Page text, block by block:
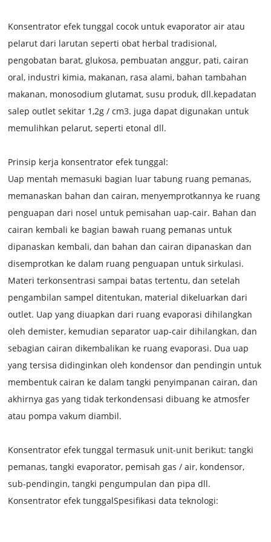
Konsentrator efek tunggal cocok untuk evaporator air atau
pelarut dari larutan seperti obat herbal tradisional,
pengobatan barat, glukosa, pembuatan anggur, pati, cairan
oral, industri kimia, makanan, rasa alami, bahan tambahan
makanan, monosodium glutamat, susu produk, dll.kepadatan
salep outlet sekitar 1,2g / cm3. juga dapat digunakan untuk
memulihkan pelarut, seperti etonal dll.
Prinsip kerja konsentrator efek tunggal:
Uap mentah memasuki bagian luar tabung ruang pemanas,
memanaskan bahan dan cairan, menyemprotkannya ke ruang
penguapan dari nosel untuk pemisahan uap-cair. Bahan dan
cairan kembali ke bagian bawah ruang pemanas untuk
dipanaskan kembali, dan bahan dan cairan dipanaskan dan
disemprotkan ke dalam ruang penguapan untuk sirkulasi.
Materi terkonsentrasi sampai batas tertentu, dan setelah
pengambilan sampel ditentukan, material dikeluarkan dari
outlet. Uap yang diuapkan dari ruang evaporasi dihilangkan
oleh demister, kemudian separator uap-cair dihilangkan, dan
sebagian cairan dikembalikan ke ruang evaporasi. Dua uap
yang tersisa didinginkan oleh kondensor dan pendingin untuk
membentuk cairan ke dalam tangki penyimpanan cairan, dan
akhirnya gas yang tidak terkondensasi dibuang ke atmosfer
atau pompa vakum diambil.
Konsentrator efek tunggal termasuk unit-unit berikut: tangki
pemanas, tangki evaporator, pemisah gas / air, kondensor,
sub-pendingin, tangki pengumpulan dan pipa dll.
Konsentrator efek tunggalSpesifikasi data teknologi: